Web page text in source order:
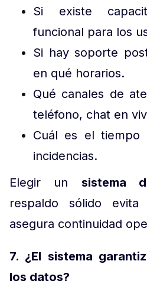
Si existe
funcional para los
Si hay soporte
en qué horarios.
Qué canales de
teléfono, chat en
Cuál es el tiempo
incidencias.
Elegir un sistema
respaldo sólido
asegura continuidad
7. ¿El sistema
los datos?